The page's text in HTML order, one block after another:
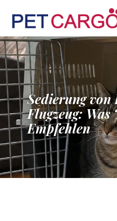
Sedierung
Flugzeug:
Empfehlen